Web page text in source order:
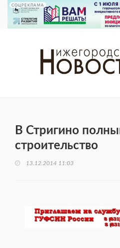
СОЦРЕКЛАМА
В Стригино
строительство
13.12.2014 11:03